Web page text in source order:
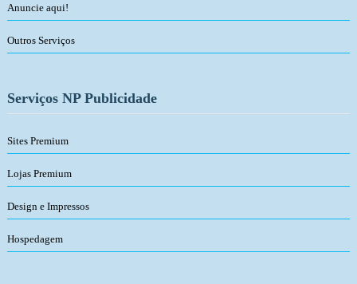
Anuncie aqui!
Outros Serviços
Serviços NP Publicidade
Sites Premium
Lojas Premium
Design e Impressos
Hospedagem